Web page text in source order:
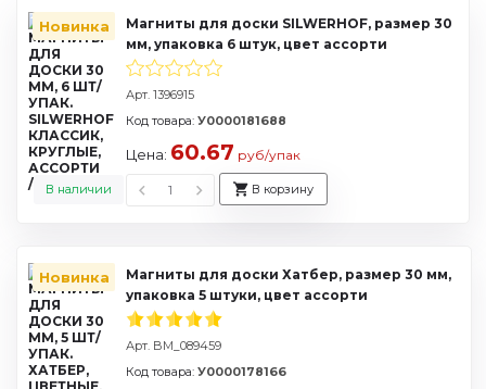
Новинка
Магниты для доски SILWERHOF, размер 30
мм, упаковка 6 штук, цвет ассорти
Арт. 1396915
В наличии
Код товара: У0000181688
Цена: 60.67 руб/упак
В корзину
Новинка
Магниты для доски Хатбер, размер 30 мм,
упаковка 5 штуки, цвет ассорти
Арт. BM_089459
Код товара: У0000178166